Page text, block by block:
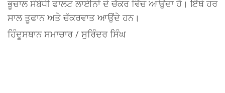
ਭੂਚਾਲ ਸੰਬੰਧੀ ਫਾਲਟ ਲਾਈਨਾਂ ਦੇ ਚੱਕਰ ਵਿੱਚ ਆਉਂਦਾ ਹੈ। ਇੱਥੇ ਹਰ
ਸਾਲ ਤੂਫਾਨ ਅਤੇ ਚੱਕਰਵਾਤ ਆਉਂਦੇ ਹਨ।
ਹਿੰਦੂਸਥਾਨ ਸਮਾਚਾਰ / ਸੁਰਿੰਦਰ ਸਿੰਘ